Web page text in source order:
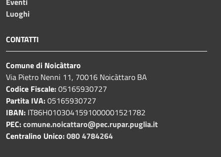
Luoghi
CONTATTI
Comune di Noicàttaro
Via Pietro Nenni 11, 70016 Noicàttaro BA
Codice Fiscale:05165930727
Partita IVA:05165930727
IBAN: IT86H0103041591000001521782
PEC:comune.noicattaro@pec.rupar.puglia.it
Centralino Unico:080 4784264